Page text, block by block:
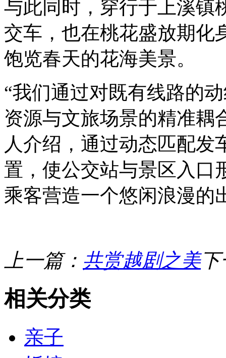
与此同时，穿行于上溪镇
交车，也在桃花盛放期化
饱览春天的花海美景。
“我们通过对既有线路的
资源与文旅场景的精准耦
人介绍，通过动态匹配发
置，使公交站与景区入口
乘客营造一个悠闲浪漫的
上一篇： 共赏越剧之美下
相关分类
亲子